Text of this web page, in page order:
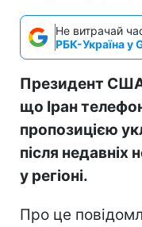
Не витрачай
РБК-Україна у
Президент
що Іран
пропозицією
після
у регіоні.
Про це